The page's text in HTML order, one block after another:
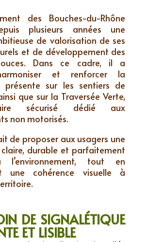
des Bouches-du-Rhône
plusieurs années une
de valorisation de ses
et de développement des
Dans ce cadre, il a
et renforcer la
présente sur les sentiers de
que sur la Traversée Verte,
sécurisé dédié aux
non motorisés.
de proposer aux usagers une
durable et parfaitement
l’environnement, tout en
une cohérence visuelle à
DE SIGNALÉTIQUE
ET LISIBLE